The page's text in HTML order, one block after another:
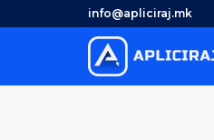
info@apliciraj.mk